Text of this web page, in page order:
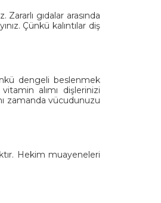
gıdalar arasında
Çünkü kalıntılar diş
dengeli beslenmek
alımı dişlerinizi
zamanda vücudunuzu
Hekim muayeneleri